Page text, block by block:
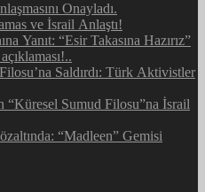
Onayladı.
ve İsrail Anlaştı!
Yanıt: “Esir Takasına Hazırız”
Saldırdı: Türk Aktivistler
“Küresel Sumud Filosu”na İsrail
“Madleen” Gemisi